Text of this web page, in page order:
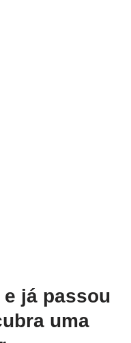
já passou
uma